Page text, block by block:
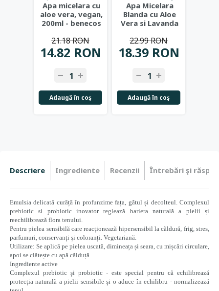
Apa micelara cu
aloe vera, vegan,
200ml - benecos
14.82 RON
21.18 RON
Adaugă în coş
Apa Micelara
Blanda cu Aloe
Vera si Lavanda
Benecos...
18.39 RON
22.99 RON
Adaugă în coş
Descriere Ingrediente Recenzii Întrebări şi
Emulsia delicată curăță în profunzime fața, gâtul și decolteul. Complexul
prebiotic si probiotic inovator reglează bariera naturală a pielii și
reechilibrează flora tenului.
Pentru pielea sensibilă care reacționează hipersensibil la căldură, frig, stres,
parfumuri, conservanți și coloranți. Vegetariană.
Utilizare: Se aplică pe pielea uscată, dimineața și seara, cu mișcări circulare,
apoi se clătește cu apă călduță.
Ingrediente active
Complexul prebiotic și probiotic - este special pentru că echilibrează
protecția naturală a pielii sensibile și o aduce în echilibru - normalizează